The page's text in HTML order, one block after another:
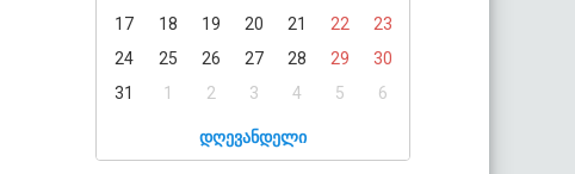
17
18 19 20 21 22
23
24
25 26 27 28 29
30
31
1 2 3 4 5 6
დღევანდელი